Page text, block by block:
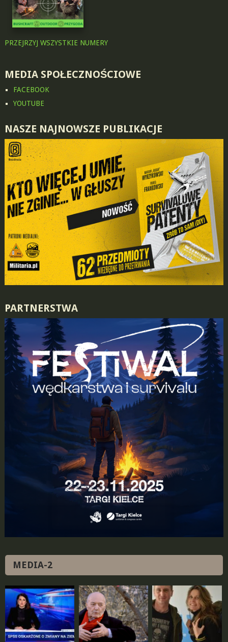
PRZEJRZYJ WSZYSTKIE NUMERY
MEDIA SPOŁECZNOŚCIOWE
FACEBOOK
YOUTUBE
NASZE NAJNOWSZE PUBLIKACJE
PARTNERSTWA
MEDIA-2